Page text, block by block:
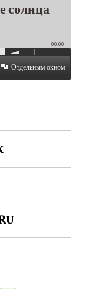
солнца
00:00
Отдельным окном